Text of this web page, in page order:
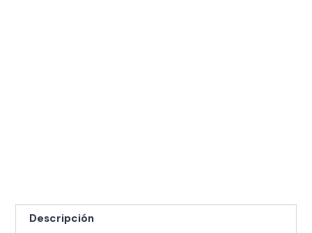
Descripción